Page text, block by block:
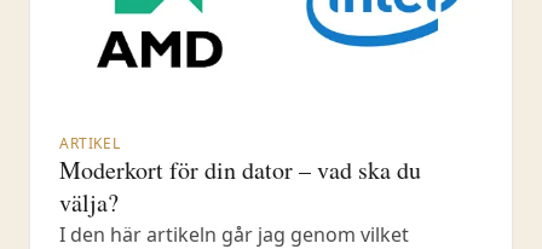
ARTIKEL
Moderkort för din dator – vad ska du
välja?
I den här artikeln går jag genom vilket